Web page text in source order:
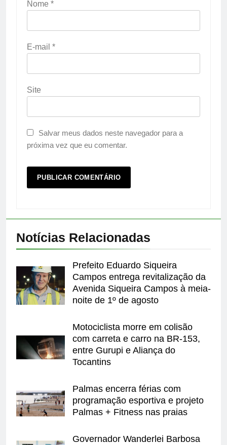
Nome *
E-mail *
Site
Salvar meus dados neste navegador para a
próxima vez que eu comentar.
Notícias Relacionadas
Prefeito Eduardo Siqueira
Campos entrega revitalização da
Avenida Siqueira Campos à meia-
noite de 1º de agosto
Motociclista morre em colisão
com carreta e carro na BR-153,
entre Gurupi e Aliança do
Tocantins
Palmas encerra férias com
programação esportiva e projeto
Palmas + Fitness nas praias
Governador Wanderlei Barbosa